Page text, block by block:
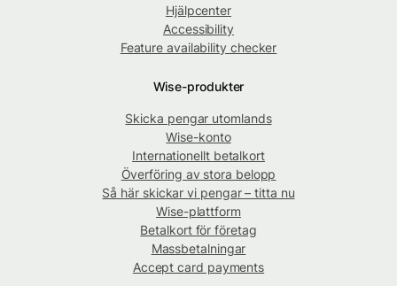
Hjälpcenter
Accessibility
Feature availability checker
Wise-produkter
Skicka pengar utomlands
Wise-konto
Internationellt betalkort
Överföring av stora belopp
Så här skickar vi pengar – titta nu
Wise-plattform
Betalkort för företag
Massbetalningar
Accept card payments